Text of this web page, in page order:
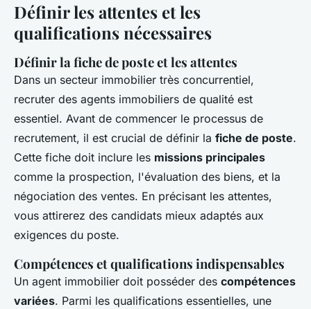
Définir les attentes et les
qualifications nécessaires
Définir la fiche de poste et les attentes
Dans un secteur immobilier très concurrentiel,
recruter des agents immobiliers de qualité est
essentiel. Avant de commencer le processus de
recrutement, il est crucial de définir la fiche de poste.
Cette fiche doit inclure les missions principales
comme la prospection, l'évaluation des biens, et la
négociation des ventes. En précisant les attentes,
vous attirerez des candidats mieux adaptés aux
exigences du poste.
Compétences et qualifications indispensables
Un agent immobilier doit posséder des compétences
variées. Parmi les qualifications essentielles, une